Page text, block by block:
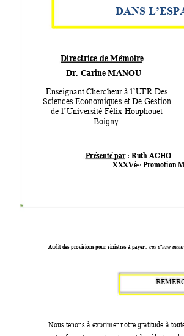
DANS
Directrice de Mémoire
Dr. Carine MANOU
Enseignant Chercheur à l’UFR Des
Sciences Economiques etDe Gestion
de l’Université Félix Houphouët
Boigny
Présenté par : Ruth ACHO
XXXVème Promotion
Audit des provisions pour sinistres à payer : cas d’une
Nous tenons à exprimer notre gratitude à